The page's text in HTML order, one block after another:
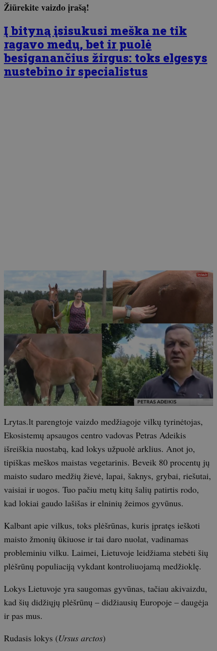
Žiūrekite vaizdo įrašą!
Į bityną įsisukusi meška ne tik
ragavo medų, bet ir puolė
besiganančius žirgus: toks elgesys
nustebino ir specialistus
Lrytas.lt parengtoje vaizdo medžiagoje vilkų tyrinėtojas,
Ekosistemų apsaugos centro vadovas Petras Adeikis
išreiškia nuostabą, kad lokys užpuolė arklius. Anot jo,
tipiškas meškos maistas vegetarinis. Beveik 80 procentų jų
maisto sudaro medžių žievė, lapai, šaknys, grybai, riešutai,
vaisiai ir uogos. Tuo pačiu metų kitų šalių patirtis rodo,
kad lokiai gaudo lašišas ir elninių žeimos gyvūnus.
Kalbant apie vilkus, toks plėšrūnas, kuris įpratęs ieškoti
maisto žmonių ūkiuose ir tai daro nuolat, vadinamas
probleminiu vilku. Laimei, Lietuvoje leidžiama stebėti šių
plėšrūnų populiaciją vykdant kontroliuojamą medžioklę.
Lokys Lietuvoje yra saugomas gyvūnas, tačiau akivaizdu,
kad šių didžiųjų plėšrūnų – didžiausių Europoje – daugėja
ir pas mus.
Rudasis lokys (Ursus arctos)